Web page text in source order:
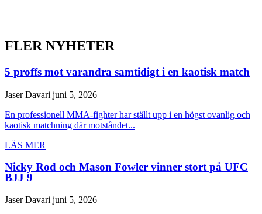
FLER NYHETER
5 proffs mot varandra samtidigt i en kaotisk match
Jaser Davari juni 5, 2026
En professionell MMA-fighter har ställt upp i en högst ovanlig och
kaotisk matchning där motståndet...
LÄS MER
Nicky Rod och Mason Fowler vinner stort på UFC
BJJ 9
Jaser Davari juni 5, 2026